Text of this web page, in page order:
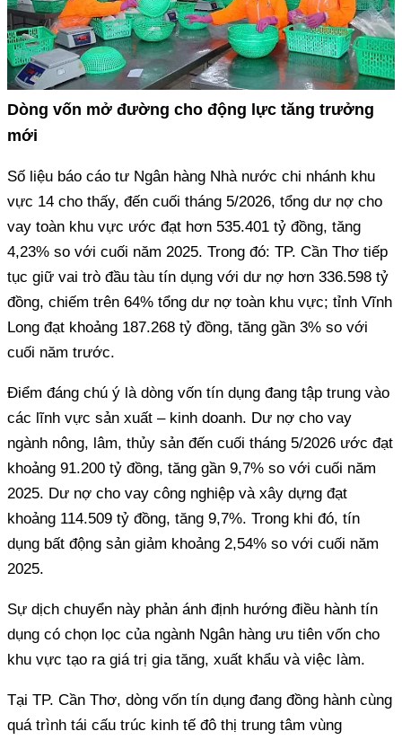
Dòng vốn mở đường cho động lực tăng trưởng
mới
Số liệu báo cáo tư Ngân hàng Nhà nước chi nhánh khu
vực 14 cho thấy, đến cuối tháng 5/2026, tổng dư nợ cho
vay toàn khu vực ước đạt hơn 535.401 tỷ đồng, tăng
4,23% so với cuối năm 2025. Trong đó: TP. Cần Thơ tiếp
tục giữ vai trò đầu tàu tín dụng với dư nợ hơn 336.598 tỷ
đồng, chiếm trên 64% tổng dư nợ toàn khu vực; tỉnh Vĩnh
Long đạt khoảng 187.268 tỷ đồng, tăng gần 3% so với
cuối năm trước.
Điểm đáng chú ý là dòng vốn tín dụng đang tập trung vào
các lĩnh vực sản xuất – kinh doanh. Dư nợ cho vay
ngành nông, lâm, thủy sản đến cuối tháng 5/2026 ước đạt
khoảng 91.200 tỷ đồng, tăng gần 9,7% so với cuối năm
2025. Dư nợ cho vay công nghiệp và xây dựng đạt
khoảng 114.509 tỷ đồng, tăng 9,7%. Trong khi đó, tín
dụng bất động sản giảm khoảng 2,54% so với cuối năm
2025.
Sự dịch chuyển này phản ánh định hướng điều hành tín
dụng có chọn lọc của ngành Ngân hàng ưu tiên vốn cho
khu vực tạo ra giá trị gia tăng, xuất khẩu và việc làm.
Tại TP. Cần Thơ, dòng vốn tín dụng đang đồng hành cùng
quá trình tái cấu trúc kinh tế đô thị trung tâm vùng